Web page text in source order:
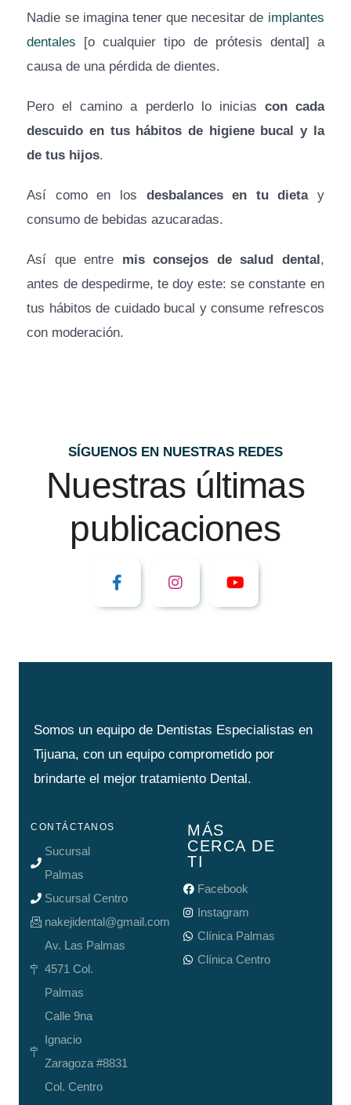
Nadie se imagina tener que necesitar de implantes
dentales [o cualquier tipo de prótesis dental] a
causa de una pérdida de dientes.
Pero el camino a perderlo lo inicias con cada
descuido en tus hábitos de higiene bucal y la
de tus hijos.
Así como en los desbalances en tu dietay
consumo de bebidas azucaradas.
Así que entre mis consejos de salud dental ,
antes de despedirme, te doy este: se constante en
tus hábitos de cuidado bucal y consume refrescos
con moderación.
SÍGUENOS EN NUESTRAS REDES
Nuestras últimas
publicaciones
Somos un equipo de Dentistas Especialistas en
Tijuana, con un equipo comprometido por
brindarte el mejor tratamiento Dental.
CONTÁCTANOS
Sucursal
Palmas
Sucursal Centro
nakejidental@gmail.com
Av. Las Palmas
4571 Col.
Palmas
Calle 9na
Ignacio
Zaragoza #8831
Col. Centro
MÁS
CERCA DE
TI
Facebook
Instagram
Clínica Palmas
Clínica Centro